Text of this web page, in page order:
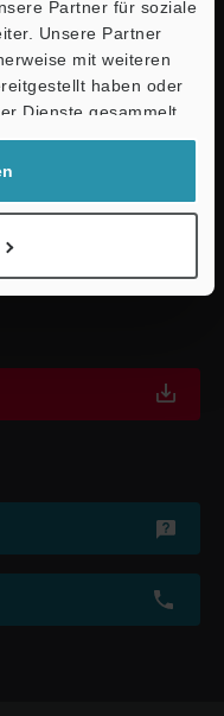
Partner für soziale
Unsere Partner
mit weiteren
haben oder
Dienste gesammelt
und
bis hin zur Inbetriebnahme
vor Ort.
Support